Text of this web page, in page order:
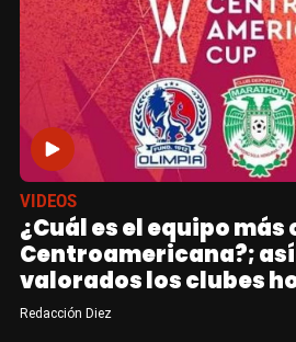
VIDEOS
¿Cuál es el equipo más
Centroamericana?;
valorados los clubes
Redacción Diez